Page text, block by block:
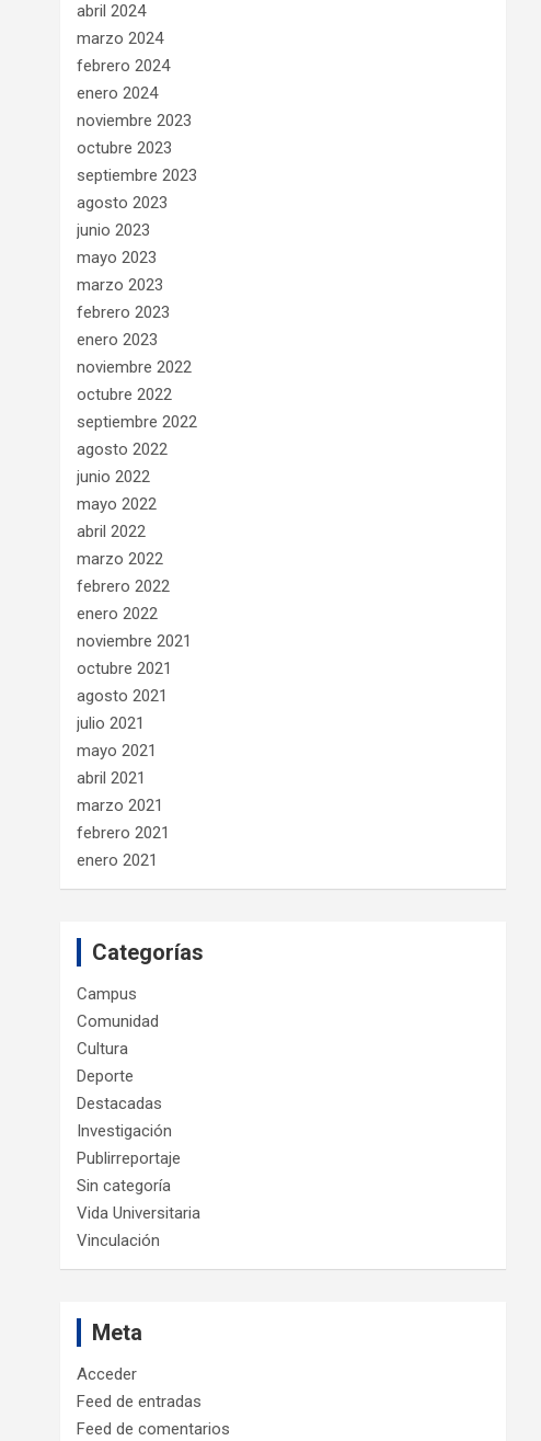
abril 2024
marzo 2024
febrero 2024
enero 2024
noviembre 2023
octubre 2023
septiembre 2023
agosto 2023
junio 2023
mayo 2023
marzo 2023
febrero 2023
enero 2023
noviembre 2022
octubre 2022
septiembre 2022
agosto 2022
junio 2022
mayo 2022
abril 2022
marzo 2022
febrero 2022
enero 2022
noviembre 2021
octubre 2021
agosto 2021
julio 2021
mayo 2021
abril 2021
marzo 2021
febrero 2021
enero 2021
Categorías
Campus
Comunidad
Cultura
Deporte
Destacadas
Investigación
Publirreportaje
Sin categoría
Vida Universitaria
Vinculación
Meta
Acceder
Feed de entradas
Feed de comentarios